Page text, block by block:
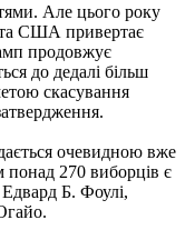
Але цього року
США привертає
продовжує
до дедалі більш
скасування
очевидною вже
270 виборців є
Б. Фоулі,